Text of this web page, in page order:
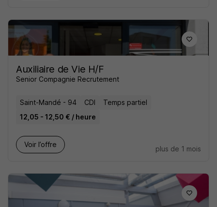
Auxiliaire de Vie H/F
Senior Compagnie Recrutement
Saint-Mandé - 94 CDI
Temps partiel
12,05 - 12,50 € / heure
Voir l’offre
plus de 1 mois